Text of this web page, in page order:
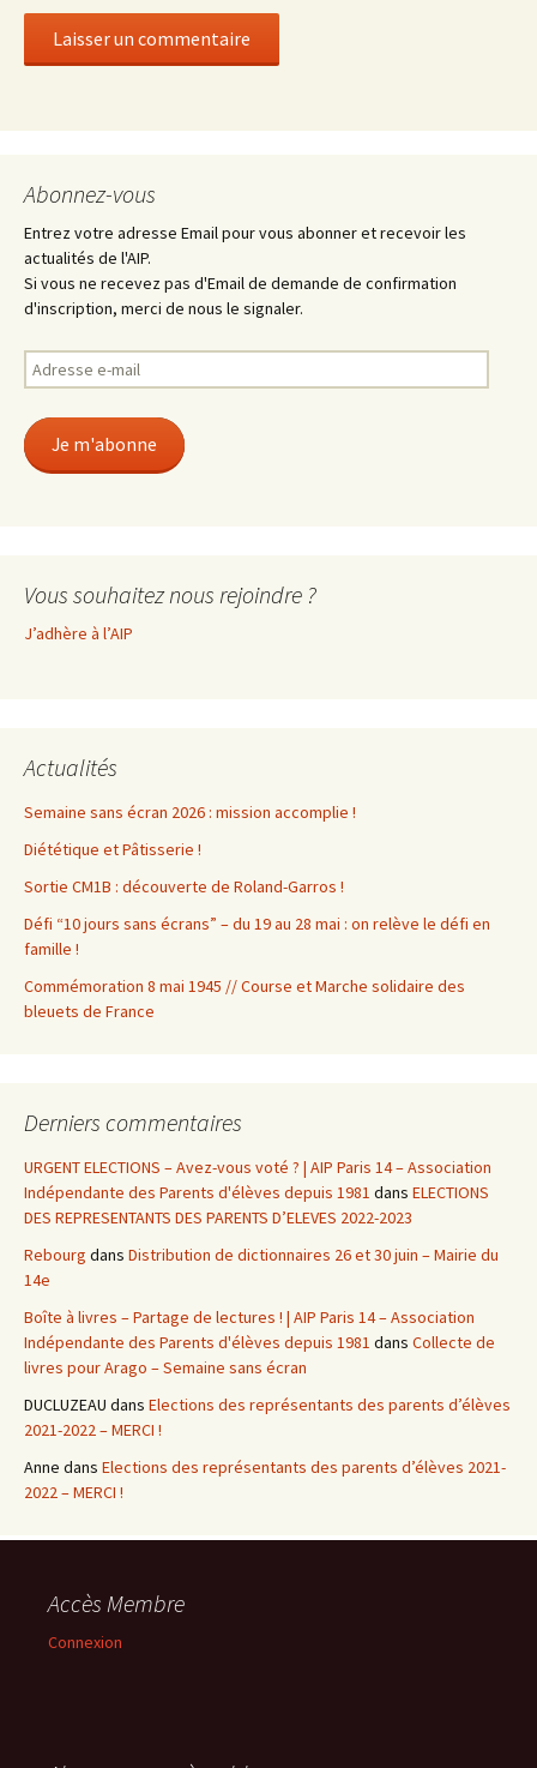
Abonnez-vous
Entrez votre adresse Email pour vous abonner et recevoir les
actualités de l'AIP.
Si vous ne recevez pas d'Email de demande de confirmation
d'inscription, merci de nous le signaler.
Adresse
e-
Je m'abonne
Vous souhaitez nous rejoindre ?
J’adhère à l’AIP
Actualités
Semaine sans écran 2026 : mission accomplie !
Diététique et Pâtisserie !
Sortie CM1B : découverte de Roland-Garros !
Défi “10 jours sans écrans” – du 19 au 28 mai : on relève le défi en
famille !
Commémoration 8 mai 1945 // Course et Marche solidaire des
bleuets de France
Derniers commentaires
URGENT ELECTIONS – Avez-vous voté ? | AIP Paris 14 – Association
Indépendante des Parents d'élèves depuis 1981 dans ELECTIONS
DES REPRESENTANTS DES PARENTS D’ELEVES 2022-2023
Rebourg dans Distribution de dictionnaires 26 et 30 juin – Mairie du
14e
Boîte à livres – Partage de lectures ! | AIP Paris 14 – Association
Indépendante des Parents d'élèves depuis 1981 dans Collecte de
livres pour Arago – Semaine sans écran
DUCLUZEAU dans Elections des représentants des parents d’élèves
2021-2022 – MERCI !
Anne dans Elections des représentants des parents d’élèves 2021-
2022 – MERCI !
Accès Membre
Connexion